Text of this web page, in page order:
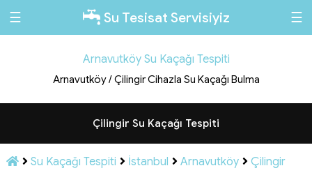
☰ Su Tesisat Servisiyiz ☰
Arnavutköy Su Kaçağı Tespiti
Arnavutköy / Çilingir Cihazla Su Kaçağı Bulma
Çilingir Su Kaçağı Tespiti
Su Kaçağı Tespiti İstanbul Arnavutköy Çilingir